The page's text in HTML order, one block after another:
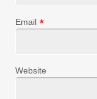
Email *
Website